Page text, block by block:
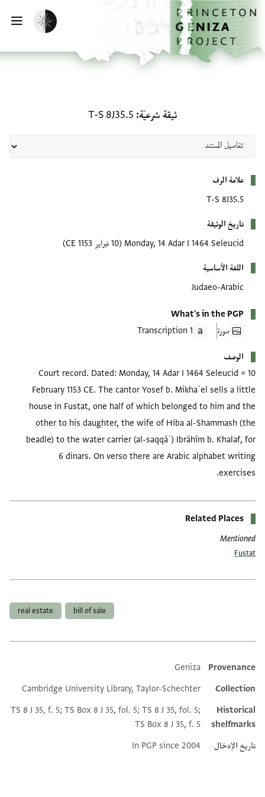
إلى المحتوى الرئيسي
الرئيسية
تفعيل الوضع المظلم
ثيقة شرعيّة T-S 8J35.5
علامة الرف
T-S 8J35.5
تاريخ الوثيقة
Monday, 14 Adar I 1464 Seleucid (10 فبراير 1153 CE)
اللغة الأساسية
Judaeo-Arabic
What's in the PGP
صورة
1 Transcription
الوصف
Court record. Dated: Monday, 14 Adar I 1464 Seleucid = 10
February 1153 CE. The cantor Yosef b. Mikhaʾel sells a little
house in Fustat, one half of which belonged to him and the
other to his daughter, the wife of Hiba al-Shammash (the
beadle) to the water carrier (al-saqqāʾ) Ibrāhīm b. Khalaf, for
6 dinars. On verso there are Arabic alphabet writing
exercises.
Related Places
Mentioned
Fustat
bill of sale
real estate
Additional metadata
Provenance
Geniza
Collection
Cambridge University Library, Taylor-Schechter
Historical
shelfmarks
TS 8 J 35, f. 5; TS Box 8 J 35, fol. 5; TS 8 J 35, fol. 5;
TS Box 8 J 35, f. 5
تاريخ الإدخال
In PGP since 2004